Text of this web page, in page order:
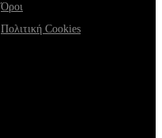
Όροι
Πολιτική Cookies